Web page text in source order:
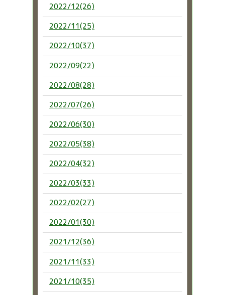
2022/12(26)
2022/11(25)
2022/10(37)
2022/09(22)
2022/08(28)
2022/07(26)
2022/06(30)
2022/05(38)
2022/04(32)
2022/03(33)
2022/02(27)
2022/01(30)
2021/12(36)
2021/11(33)
2021/10(35)